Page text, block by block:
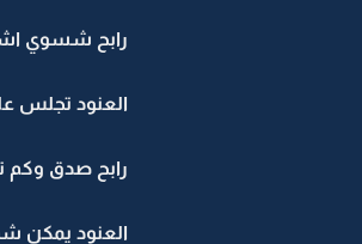
رابح شسوي
العنود تجلس
رابح صدق وكم
العنود يمكن